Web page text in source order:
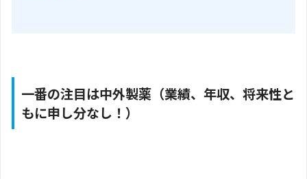
一番の注目は中外製薬（業績、年収、将来性と
もに申し分なし！）